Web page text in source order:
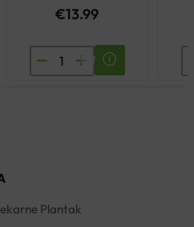
€13.99
BIOVITALIS
100%
Plantak